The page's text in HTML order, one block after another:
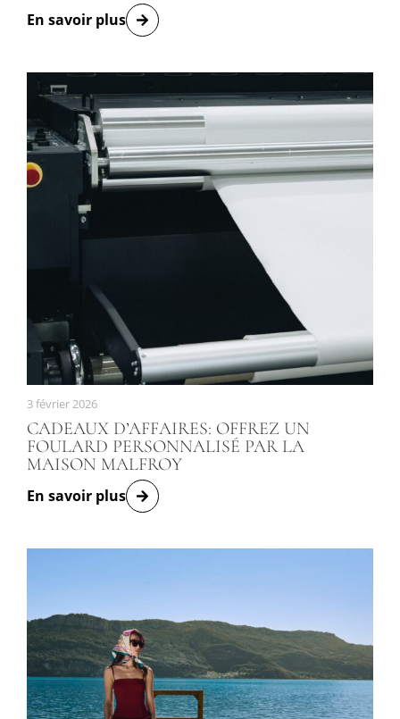
En savoir plus
3 février 2026
CADEAUX D’AFFAIRES: OFFREZ UN
FOULARD PERSONNALISÉ PAR LA
MAISON MALFROY
En savoir plus